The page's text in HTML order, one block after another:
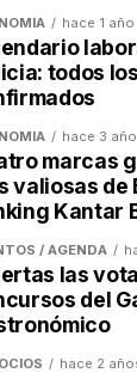
de
a
negocios,
hace 1 año
todos
hace 3
marcas
valiosas de
Kantar
/ AGENDA
las
del
hace 2